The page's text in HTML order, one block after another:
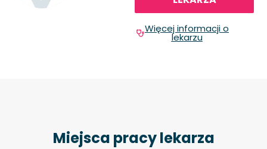
Więcej informacji o
lekarzu
Miejsca pracy lekarza